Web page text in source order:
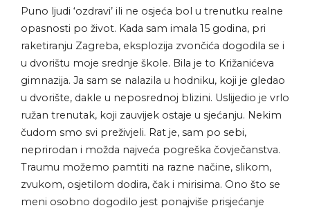
Puno ljudi ‘ozdravi’ ili ne osjeća bol u trenutku realne
opasnosti po život. Kada sam imala 15 godina, pri
raketiranju Zagreba, eksplozija zvončića dogodila se i
u dvorištu moje srednje škole. Bila je to Križanićeva
gimnazija. Ja sam se nalazila u hodniku, koji je gledao
u dvorište, dakle u neposrednoj blizini. Uslijedio je vrlo
ružan trenutak, koji zauvijek ostaje u sjećanju. Nekim
čudom smo svi preživjeli. Rat je, sam po sebi,
neprirodan i možda najveća pogreška čovječanstva.
Traumu možemo pamtiti na razne načine, slikom,
zvukom, osjetilom dodira, čak i mirisima. Ono što se
meni osobno dogodilo jest ponajviše prisjećanje